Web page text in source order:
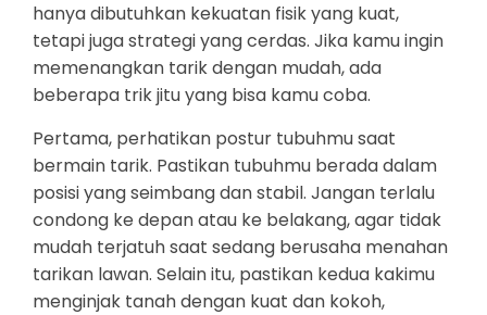
hanya dibutuhkan kekuatan fisik yang kuat,
tetapi juga strategi yang cerdas. Jika kamu ingin
memenangkan tarik dengan mudah, ada
beberapa trik jitu yang bisa kamu coba.
Pertama, perhatikan postur tubuhmu saat
bermain tarik. Pastikan tubuhmu berada dalam
posisi yang seimbang dan stabil. Jangan terlalu
condong ke depan atau ke belakang, agar tidak
mudah terjatuh saat sedang berusaha menahan
tarikan lawan. Selain itu, pastikan kedua kakimu
menginjak tanah dengan kuat dan kokoh,